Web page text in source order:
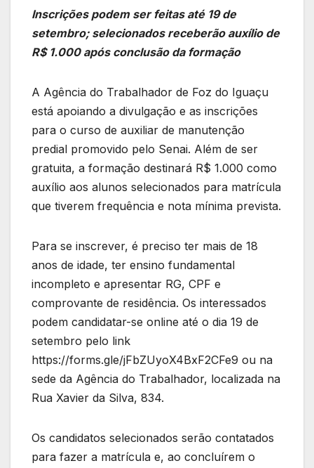
Inscrições podem ser feitas até 19 de
setembro; selecionados receberão auxílio de
R$ 1.000 após conclusão da formação
A Agência do Trabalhador de Foz do Iguaçu
está apoiando a divulgação e as inscrições
para o curso de auxiliar de manutenção
predial promovido pelo Senai. Além de ser
gratuita, a formação destinará R$ 1.000 como
auxílio aos alunos selecionados para matrícula
que tiverem frequência e nota mínima prevista.
Para se inscrever, é preciso ter mais de 18
anos de idade, ter ensino fundamental
incompleto e apresentar RG, CPF e
comprovante de residência. Os interessados
podem candidatar-se online até o dia 19 de
setembro pelo link
https://forms.gle/jFbZUyoX4BxF2CFe9 ou na
sede da Agência do Trabalhador, localizada na
Rua Xavier da Silva, 834.
Os candidatos selecionados serão contatados
para fazer a matrícula e, ao concluírem o